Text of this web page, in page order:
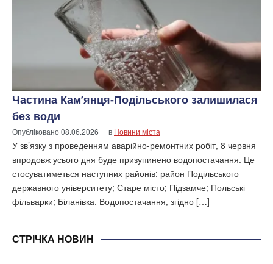
Частина Кам’янця-Подільського залишилася
без води
Опубліковано08.06.2026 в Новини міста
У зв’язку з проведенням аварійно-ремонтних робіт, 8 червня
впродовж усього дня буде призупинено водопостачання. Це
стосуватиметься наступних районів: район Подільського
державного університету; Старе місто; Підзамче; Польські
фільварки; Біланівка. Водопостачання, згідно […]
СТРІЧКА НОВИН